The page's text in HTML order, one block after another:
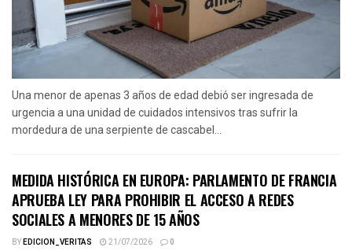
Una menor de apenas 3 años de edad debió ser ingresada de
urgencia a una unidad de cuidados intensivos tras sufrir la
mordedura de una serpiente de cascabel...
MEDIDA HISTÓRICA EN EUROPA: PARLAMENTO DE FRANCIA
APRUEBA LEY PARA PROHIBIR EL ACCESO A REDES
SOCIALES A MENORES DE 15 AÑOS
BYEDICION_VERITAS 21/07/2026 0